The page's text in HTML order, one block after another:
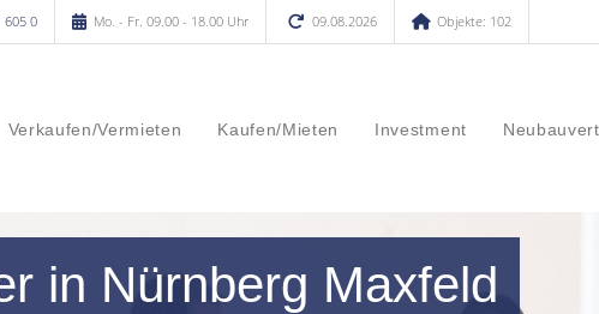
605 0 Mo. - Fr. 09.00 - 18.00 Uhr 09.08.2026 Objekte: 102
Verkaufen/Vermieten Kaufen/Mieten Investment
in Nürnberg Maxfeld